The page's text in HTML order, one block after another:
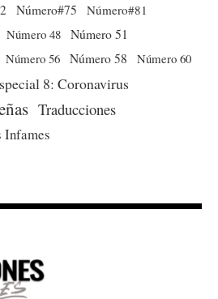
Número#75
Número#81
Número 48 Número 51
Número 56 Número 58
Número 60
8: Coronavirus
Traducciones
Infames